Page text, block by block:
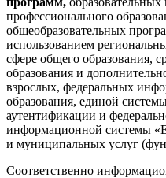
профессионального
общеобразовательных
использованием
сфере общего образования,
образования и
взрослых, федеральных
образования, единой
аутентификации и
информационной системы
и муниципальных услуг
Соответственно